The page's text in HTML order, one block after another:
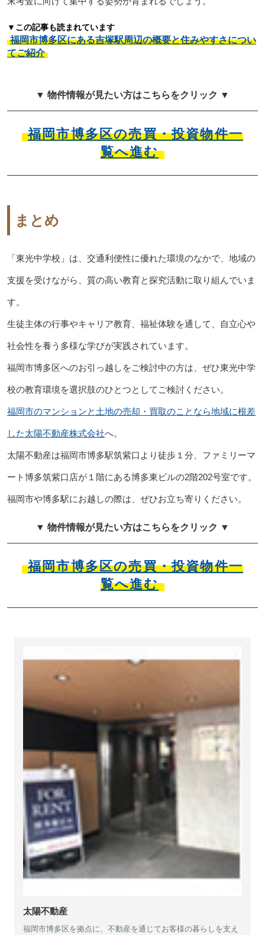
▼この記事も読まれています
福岡市博多区にある吉塚駅周辺の概要と住みやすさについ
てご紹介
▼ 物件情報が見たい方はこちらをクリック ▼
福岡市博多区の売買・投資物件一
覧へ進む
まとめ
「東光中学校」は、交通利便性に優れた環境のなかで、地域の
支援を受けながら、質の高い教育と探究活動に取り組んでいま
す。
生徒主体の行事やキャリア教育、福祉体験を通して、自立心や
社会性を養う多様な学びが実践されています。
福岡市博多区へのお引っ越しをご検討中の方は、ぜひ東光中学
校の教育環境を選択肢のひとつとしてご検討ください。
福岡市のマンションと土地の売却・買取のことなら地域に根差
した太陽不動産株式会社へ。
太陽不動産は福岡市博多駅筑紫口より徒歩１分、ファミリーマ
ート博多筑紫口店が１階にある博多東ビルの2階202号室です。
福岡市や博多駅にお越しの際は、ぜひお立ち寄りください。
▼ 物件情報が見たい方はこちらをクリック ▼
福岡市博多区の売買・投資物件一
覧へ進む
太陽不動産
福岡市博多区を拠点に、不動産を通じてお客様の暮らしを支え